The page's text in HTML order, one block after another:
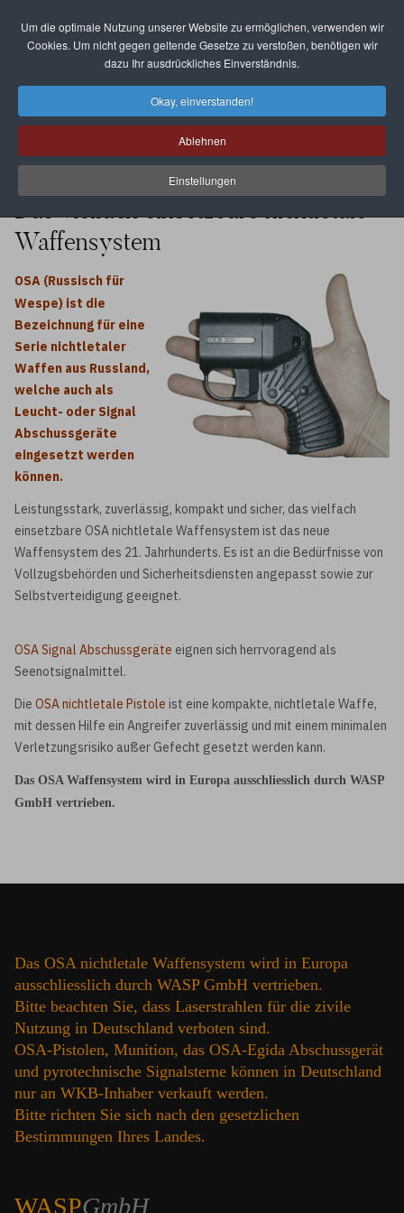
Um die optimale Nutzung unserer Website zu ermöglichen, verwenden wir
Cookies. Um nicht gegen geltende Gesetze zu verstoßen, benötigen wir
dazu Ihr ausdrückliches Einverständnis.
Okay, einverstanden!
Ablehnen
Einstellungen
Select your language
Das vielfach einsetzbare nichtletale
Waffensystem
OSA (Russisch für
Wespe) ist die
Bezeichnung für eine
Serie nichtletaler
Waffen aus Russland,
welche auch als
Leucht- oder Signal
Abschussgeräte
eingesetzt werden
können.
Leistungsstark, zuverlässig, kompakt und sicher, das vielfach
einsetzbare OSA nichtletale Waffensystem ist das neue
Waffensystem des 21. Jahrhunderts. Es ist an die Bedürfnisse von
Vollzugsbehörden und Sicherheitsdiensten angepasst sowie zur
Selbstverteidigung geeignet.
OSA Signal Abschussgeräte eignen sich herrvoragend als
Seenotsignalmittel.
Die OSA nichtletale Pistole ist eine kompakte, nichtletale Waffe,
mit dessen Hilfe ein Angreifer zuverlässig und mit einem minimalen
Verletzungsrisiko außer Gefecht gesetzt werden kann.
Das OSA Waffensystem wird in Europa ausschliesslich durch WASP
GmbH vertrieben.
Das OSA nichtletale Waffensystem wird in Europa
ausschliesslich durch WASP GmbH vertrieben.
Bitte beachten Sie, dass Laserstrahlen für die zivile
Nutzung in Deutschland verboten sind.
OSA-Pistolen, Munition, das OSA-Egida Abschussgerät
und pyrotechnische Signalsterne können in Deutschland
nur an WKB-Inhaber verkauft werden.
Bitte richten Sie sich nach den gesetzlichen
Bestimmungen Ihres Landes.
WASPGmbH